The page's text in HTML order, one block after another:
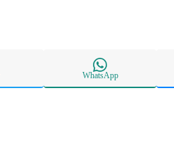
WhatsApp